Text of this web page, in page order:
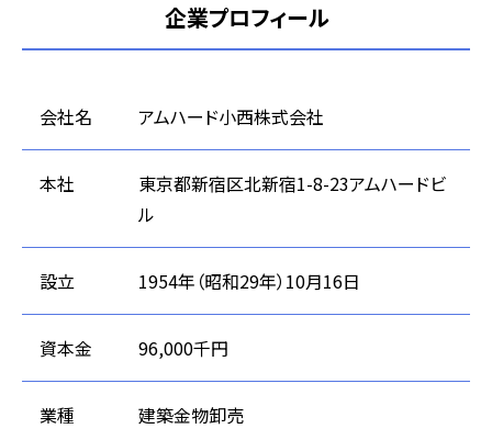
企業プロフィール
会社名 アムハード小西株式会社
本社
東京都新宿区北新宿1-8-23アムハードビ
ル
設立 1954年（昭和29年）10月16日
資本金 96,000千円
業種 建築金物卸売